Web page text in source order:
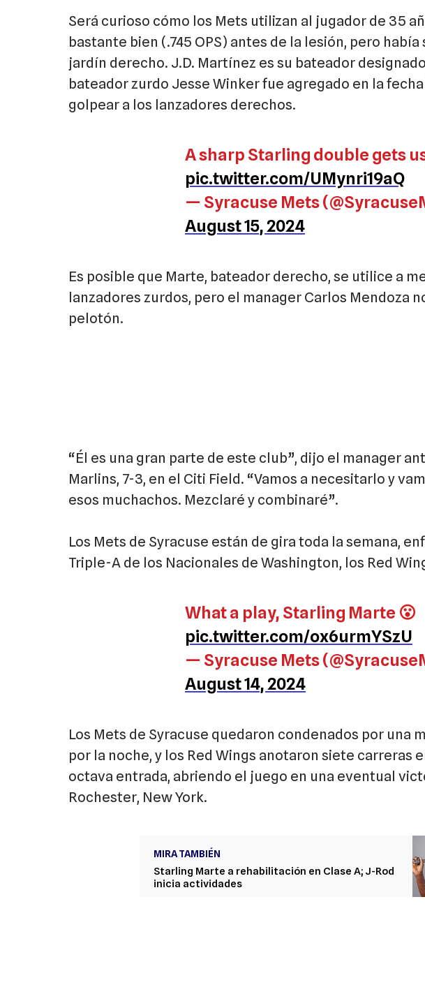
Será curioso cómo los Mets utilizan al jugador de 35
bastante bien (.745 OPS) antes de la lesión, pero
jardín derecho. J.D. Martínez es su bateador
bateador zurdo Jesse Winker fue agregado en la
golpear a los lanzadores derechos.
A sharp Starling double gets
pic.twitter.com/UMynri19aQ
— Syracuse Mets
August 15, 2024
Es posible que Marte, bateador derecho, se utilice a
lanzadores zurdos, pero el manager Carlos Mendoza
pelotón.
“Él es una gran parte de este club”, dijo el manager
Marlins, 7-3, en el Citi Field. “Vamos a necesitarlo y
esos muchachos. Mezclaré y combinaré”.
Los Mets de Syracuse están de gira toda la semana,
Triple-A de los Nacionales de Washington, los Red
What a play, Starling Marte 😮
pic.twitter.com/ox6urmYSzU
— Syracuse Mets
August 14, 2024
Los Mets de Syracuse quedaron condenados por una
por la noche, y los Red Wings anotaron siete carreras
octava entrada, abriendo el juego en una eventual
Rochester, New York.
MIRA TAMBIÉN
Starling Marte a rehabilitación en Clase A; J-Rod
inicia actividades